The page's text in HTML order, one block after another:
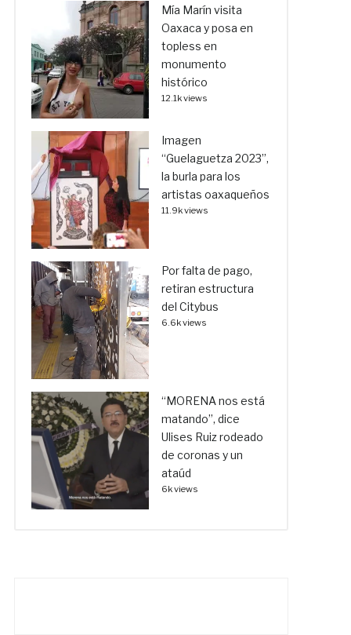
Mía Marín visita
Oaxaca y posa en
topless en
monumento
histórico
12.1k views
Imagen
“Guelaguetza 2023”,
la burla para los
artistas oaxaqueños
11.9k views
Por falta de pago,
retiran estructura
del Citybus
6.6k views
“MORENA nos está
matando”, dice
Ulises Ruiz rodeado
de coronas y un
ataúd
6k views